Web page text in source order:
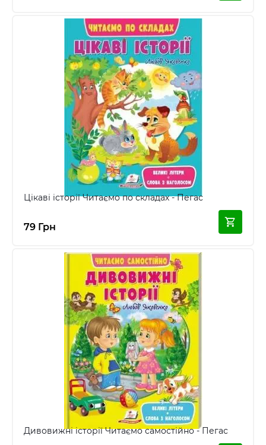
Цікаві історії Читаємо по складах - Пегас
79 Грн
Дивовижні історії Читаємо самостійно - Пегас